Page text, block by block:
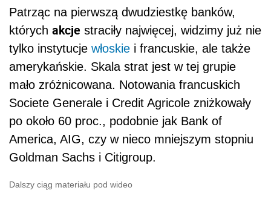
Patrząc na pierwszą dwudziestkę banków,
których akcje straciły najwięcej, widzimy już nie
tylko instytucje włoskie i francuskie, ale także
amerykańskie. Skala strat jest w tej grupie
mało zróżnicowana. Notowania francuskich
Societe Generale i Credit Agricole zniżkowały
po około 60 proc., podobnie jak Bank of
America, AIG, czy w nieco mniejszym stopniu
Goldman Sachs i Citigroup.
Dalszy ciąg materiału pod wideo